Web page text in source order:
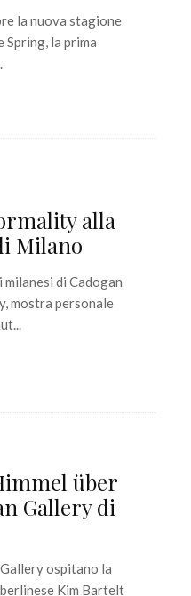
la nuova stagione
la prima
alla
Milano
di Cadogan
mostra personale
über
Gallery di
ospitano la
Kim Bartelt